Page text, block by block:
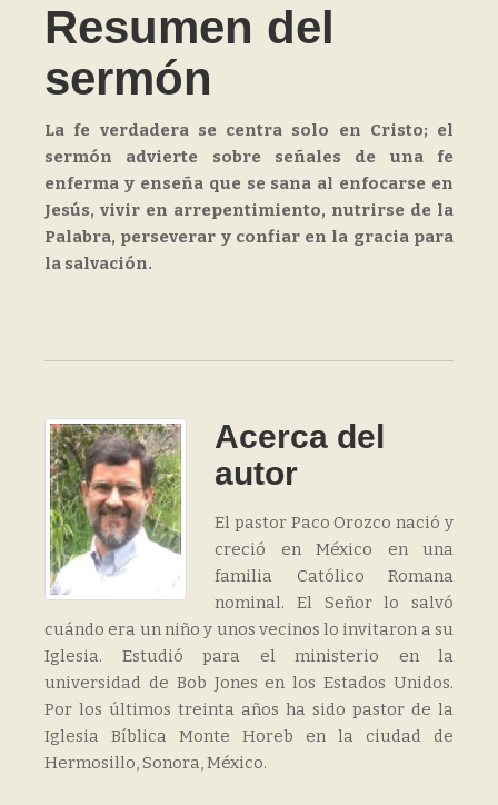
Resumen del
sermón
La fe verdadera se centra solo en Cristo; el
sermón advierte sobre señales de una fe
enferma y enseña que se sana al enfocarse en
Jesús, vivir en arrepentimiento, nutrirse de la
Palabra, perseverar y confiar en la gracia para
la salvación.
Acerca del
autor
El pastor Paco Orozco nació y
creció en México en una
familia Católico Romana
nominal. El Señor lo salvó
cuándo era un niño y unos vecinos lo invitaron a su
Iglesia. Estudió para el ministerio en la
universidad de Bob Jones en los Estados Unidos.
Por los últimos treinta años ha sido pastor de la
Iglesia Bíblica Monte Horeb en la ciudad de
Hermosillo, Sonora, México.